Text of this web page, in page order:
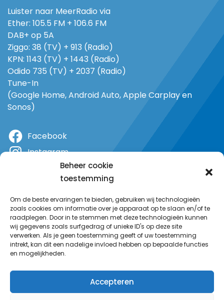
Beheer cookie
toestemming
Om de beste ervaringen te bieden, gebruiken wij technologieën
zoals cookies om informatie over je apparaat op te slaan en/of te
raadplegen. Door in te stemmen met deze technologieën kunnen
wij gegevens zoals surfgedrag of unieke ID's op deze site
verwerken. Als je geen toestemming geeft of uw toestemming
intrekt, kan dit een nadelige invloed hebben op bepaalde functies
en mogelijkheden.
Accepteren
Luister naar MeerRadio via
Ether: 105.5 FM + 106.6 FM
DAB+ op 5A
Ziggo: 38 (TV) + 913 (Radio)
KPN: 1143 (TV) + 1443 (Radio)
Odido 735 (TV) + 2037 (Radio)
Tune-In
(Google Home, Android Auto, Apple Carplay en
Sonos)
Facebook
Instagram
YouTube